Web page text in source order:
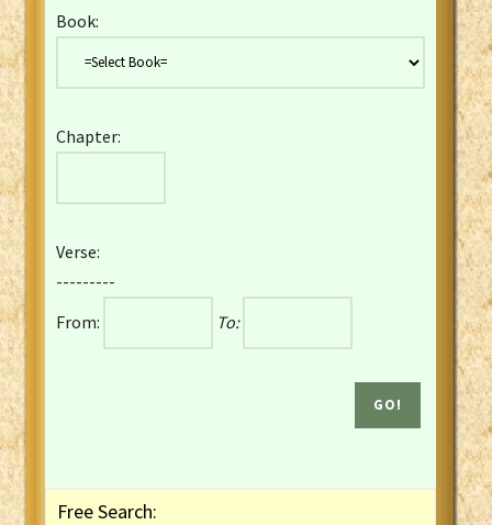
Czech Kralicka Bible
English YLT 1898 Bible
French Darby Bible
French Louis Segond Bible
Gaelic (Manx) Selections
Gaelic (Scottish) Mark
Book:
Chapter:
Verse:
---------
From:
To:
Free Search: